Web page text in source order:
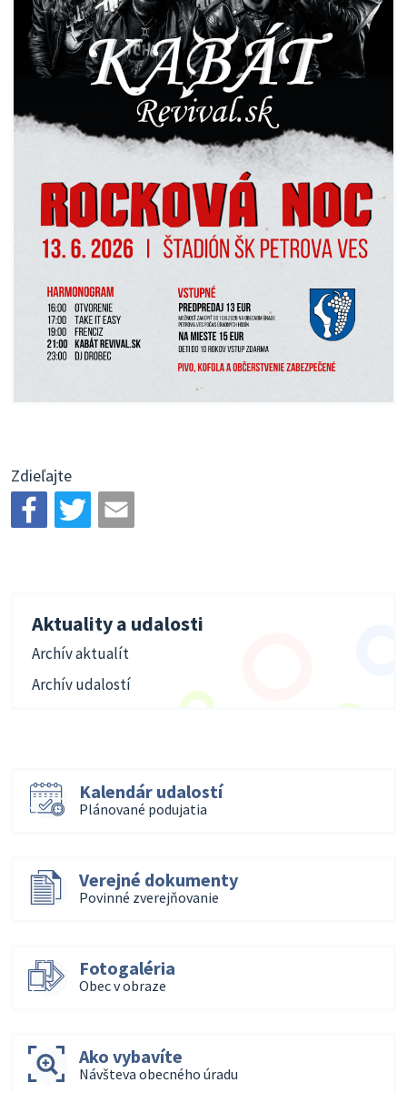
Zdieľajte
Aktuality a udalosti
Archív aktualít
Archív udalostí
Kalendár udalostí
Plánované podujatia
Verejné dokumenty
Povinné zverejňovanie
Fotogaléria
Obec v obraze
Ako vybavíte
Návšteva obecného úradu